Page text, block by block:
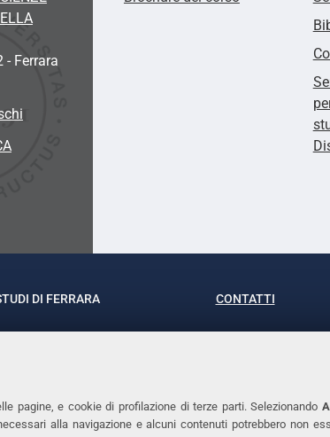
pagine, e cookie di profilazione di terze parti. Selezionando
alla navigazione e alcuni contenuti potrebbero non
- Ferrara
DI FERRARA
Ramaciotti
CONTATTI
Tel. +39 0532